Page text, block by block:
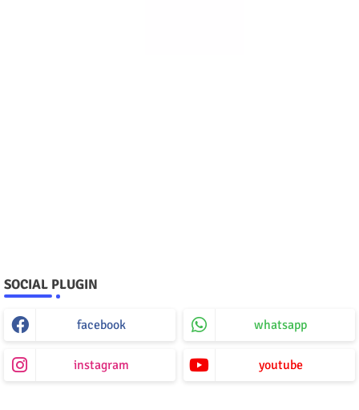
SOCIAL PLUGIN
facebook whatsapp
instagram youtube